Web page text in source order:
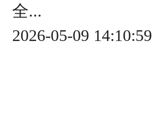
全...
2026-05-09 14:10:59